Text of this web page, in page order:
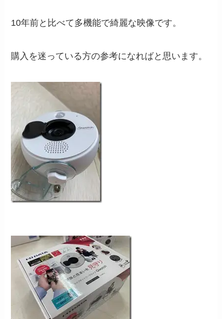
10年前と比べて多機能で綺麗な映像です。
購入を迷っている方の参考になればと思います。